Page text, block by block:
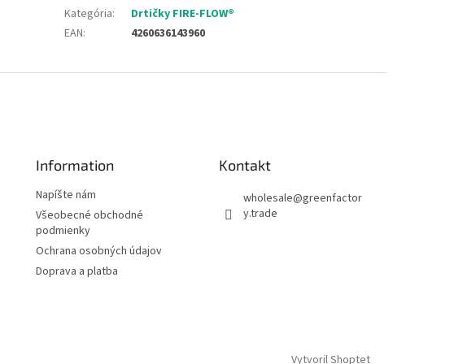
Kategória:
Drtičky FIRE-FLOW®
EAN: 4260636143960
Information
Napíšte nám
Všeobecné obchodné
podmienky
Ochrana osobných údajov
Doprava a platba
Kontakt
wholesale@greenfactor
y.trade
Vytvoril Shoptet